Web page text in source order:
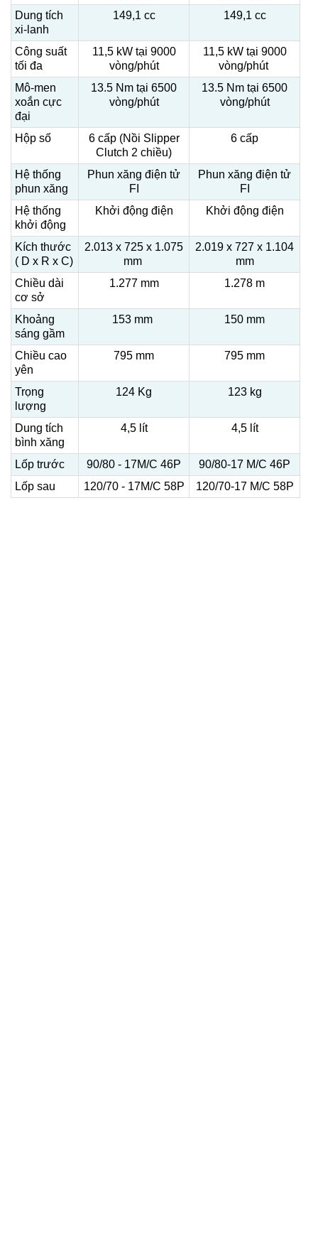
Dung tích
xi-lanh
149,1 cc 149,1 cc
Công suất
tối đa
11,5 kW tại 9000
vòng/phút
11,5 kW tại 9000
vòng/phút
Mô-men
xoắn cực
đại
13.5 Nm tại 6500
vòng/phút
13.5 Nm tại 6500
vòng/phút
Hộp số
6 cấp (Nồi Slipper
Clutch 2 chiều)
6 cấp
Hệ thống
phun xăng
Phun xăng điện tử
FI
Phun xăng điện tử
FI
Hệ thống
khởi động
Khởi động điện Khởi động điện
Kích thước
( D x R x C)
2.013 x 725 x 1.075
mm
2.019 x 727 x 1.104
mm
Chiều dài
cơ sở
1.277 mm 1.278 m
Khoảng
sáng gầm
153 mm 150 mm
Chiều cao
yên
795 mm 795 mm
Trọng
lượng
124 Kg 123 kg
Dung tích
bình xăng
4,5 lít 4,5 lít
Lốp trước 90/80 - 17M/C 46P
90/80-17 M/C 46P
Lốp sau
120/70 - 17M/C 58P 120/70-17 M/C 58P